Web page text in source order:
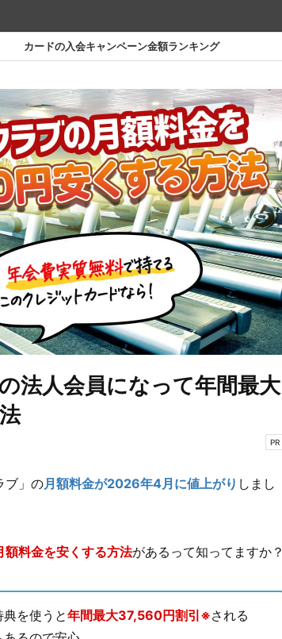
カードの入会キャンペーン金額ランキング
法人会員になって年間最大
PR
ブ」の月額料金が2026年4月に値上がり しまし
額料金を安くする方法があるって知ってますか？
を使うと年間最大37,560円割引※される